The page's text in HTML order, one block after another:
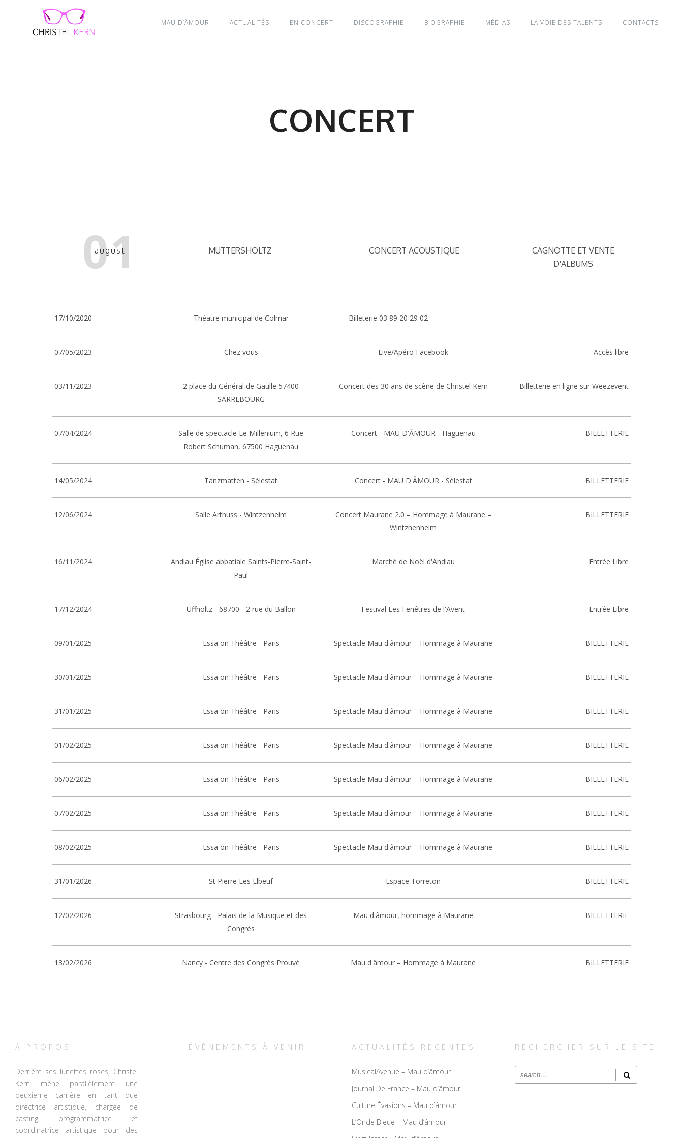
MAU D’ÂMOUR ACTUALITÉS EN CONCERT DISCOGRAPHIE BIOGRAPHIE MÉDIAS LA VOIE DES TALENTS CONTACTS
CONCERT
01
august MUTTERSHOLTZ CONCERT ACOUSTIQUE
CAGNOTTE ET VENTE
D'ALBUMS
17/10/2020 Théatre municipal de Colmar Billeterie 03 89 20 29 02
07/05/2023 Chez vous Live/Apéro Facebook Accès libre
03/11/2023
2 place du Général de Gaulle 57400
SARREBOURG
Concert des 30 ans de scène de Christel Kern Billetterie en ligne sur Weezevent
07/04/2024
Salle de spectacle Le Millenium, 6 Rue
Robert Schuman, 67500 Haguenau
Concert - MAU D'ÂMOUR - Haguenau BILLETTERIE
14/05/2024 Tanzmatten - Sélestat Concert - MAU D'ÂMOUR - Sélestat BILLETTERIE
12/06/2024 Salle Arthuss - Wintzenheim
Concert Maurane 2.0 – Hommage à Maurane –
Wintzhenheim
BILLETTERIE
16/11/2024
Andlau Église abbatiale Saints-Pierre-Saint-
Paul
Marché de Noël d'Andlau Entrée Libre
17/12/2024 Uffholtz - 68700 - 2 rue du Ballon Festival Les Fenêtres de l'Avent Entrée Libre
09/01/2025 Essaïon Théâtre - Paris Spectacle Mau d'âmour – Hommage à Maurane BILLETTERIE
30/01/2025 Essaïon Théâtre - Paris Spectacle Mau d'âmour – Hommage à Maurane BILLETTERIE
31/01/2025 Essaïon Théâtre - Paris Spectacle Mau d'âmour – Hommage à Maurane BILLETTERIE
01/02/2025 Essaïon Théâtre - Paris Spectacle Mau d'âmour – Hommage à Maurane BILLETTERIE
06/02/2025 Essaïon Théâtre - Paris Spectacle Mau d'âmour – Hommage à Maurane BILLETTERIE
07/02/2025 Essaïon Théâtre - Paris Spectacle Mau d'âmour – Hommage à Maurane BILLETTERIE
08/02/2025 Essaïon Théâtre - Paris Spectacle Mau d'âmour – Hommage à Maurane BILLETTERIE
31/01/2026 St Pierre Les Elbeuf Espace Torreton BILLETTERIE
12/02/2026
Strasbourg - Palais de la Musique et des
Congrès
Mau d'âmour, hommage à Maurane BILLETTERIE
13/02/2026 Nancy - Centre des Congrès Prouvé Mau d'âmour – Hommage à Maurane BILLETTERIE
À PROPOS
Derrière ses lunettes roses, Christel
Kern mène parallèlement une
deuxième carrière en tant que
directrice artistique, chargée de
casting, programmatrice et
coordinatrice artistique pour des
ÉVÈNEMENTS À VENIR ACTUALITÉS RECENTES
MusicalAvenue – Mau d’âmour
Journal De France – Mau d’âmour
Culture Évasions – Mau d’âmour
L’Onde Bleue – Mau d’âmour
RECHERCHER SUR LE SITE